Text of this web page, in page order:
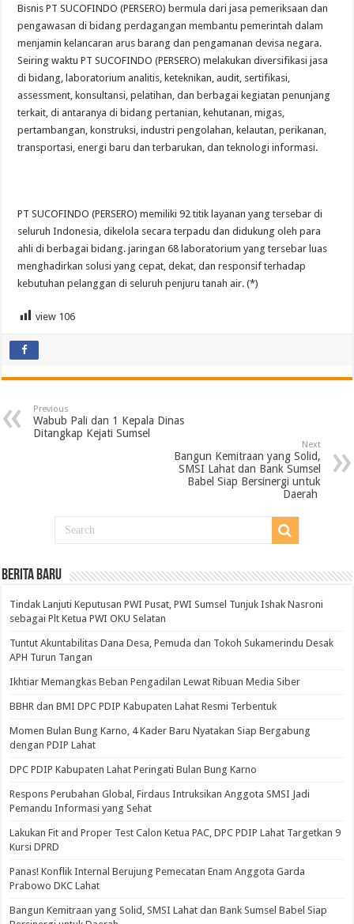
Bisnis PT SUCOFINDO (PERSERO) bermula dari jasa pemeriksaan dan
pengawasan di bidang perdagangan membantu pemerintah dalam
menjamin kelancaran arus barang dan pengamanan devisa negara.
Seiring waktu PT SUCOFINDO (PERSERO) melakukan diversifikasi jasa
di bidang, laboratorium analitis, keteknikan, audit, sertifikasi,
assessment, konsultansi, pelatihan, dan berbagai kegiatan penunjang
terkait, di antaranya di bidang pertanian, kehutanan, migas,
pertambangan, konstruksi, industri pengolahan, kelautan, perikanan,
transportasi, energi baru dan terbarukan, dan teknologi informasi.
PT SUCOFINDO (PERSERO) memiliki 92 titik layanan yang tersebar di
seluruh Indonesia, dikelola secara terpadu dan didukung oleh para
ahli di berbagai bidang. jaringan 68 laboratorium yang tersebar luas
menghadirkan solusi yang cepat, dekat, dan responsif terhadap
kebutuhan pelanggan di seluruh penjuru tanah air. (*)
view 106
Previous
Wabub Pali dan 1 Kepala Dinas
Ditangkap Kejati Sumsel
Next
Bangun Kemitraan yang Solid,
SMSI Lahat dan Bank Sumsel
Babel Siap Bersinergi untuk
Daerah
BERITA BARU
Tindak Lanjuti Keputusan PWI Pusat, PWI Sumsel Tunjuk Ishak Nasroni
sebagai Plt Ketua PWI OKU Selatan
Tuntut Akuntabilitas Dana Desa, Pemuda dan Tokoh Sukamerindu Desak
APH Turun Tangan
Ikhtiar Memangkas Beban Pengadilan Lewat Ribuan Media Siber
BBHR dan BMI DPC PDIP Kabupaten Lahat Resmi Terbentuk
Momen Bulan Bung Karno, 4 Kader Baru Nyatakan Siap Bergabung
dengan PDIP Lahat
DPC PDIP Kabupaten Lahat Peringati Bulan Bung Karno
Respons Perubahan Global, Firdaus Intruksikan Anggota SMSI Jadi
Pemandu Informasi yang Sehat
Lakukan Fit and Proper Test Calon Ketua PAC, DPC PDIP Lahat Targetkan 9
Kursi DPRD
Panas! Konflik Internal Berujung Pemecatan Enam Anggota Garda
Prabowo DKC Lahat
Bangun Kemitraan yang Solid, SMSI Lahat dan Bank Sumsel Babel Siap